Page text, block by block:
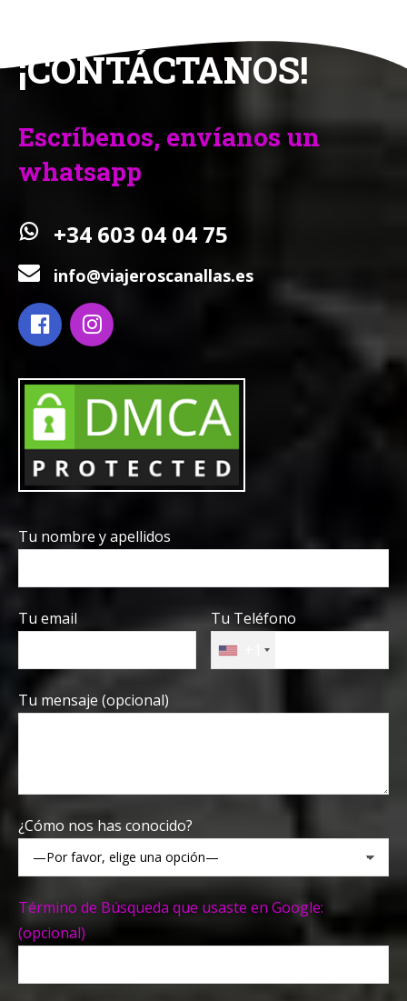
¡CONTÁCTANOS!
Escríbenos, envíanos un
whatsapp
+34 603 04 04 75
info@viajeroscanallas.es
Tu nombre y apellidos
Tu email
Tu Teléfono
Tu mensaje (opcional)
¿Cómo nos has conocido?
Término de Búsqueda que usaste en Google:
(opcional)